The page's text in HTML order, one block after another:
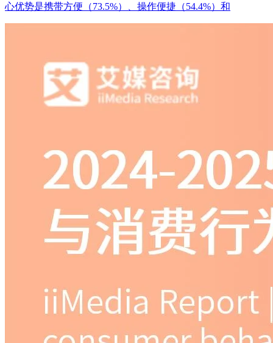
心优势是携带方便（73.5%）、操作便捷（54.4%）和